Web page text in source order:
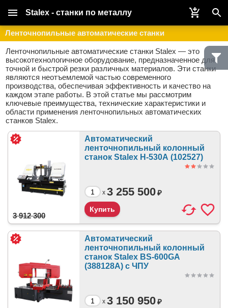
Stalex - станки по металлу
Ленточнопильные автоматические станки
Ленточнопильные автоматические станки Stalex — это
высокотехнологичное оборудование, предназначенное для
точной и быстрой резки различных материалов. Эти станки
являются неотъемлемой частью современного
производства, обеспечивая эффективность и качество на
каждом этапе работы. В этой статье мы рассмотрим
ключевые преимущества, технические характеристики и
области применения ленточнопильных автоматических
станков Stalex.
Автоматический
ленточнопильный колонный
станок Stalex H-530А (102527)
x
3 912 300
3 255 500₽
Автоматический
ленточнопильный колонный
станок Stalex BS-600GА
(388128A) с ЧПУ
x 3 150 950₽